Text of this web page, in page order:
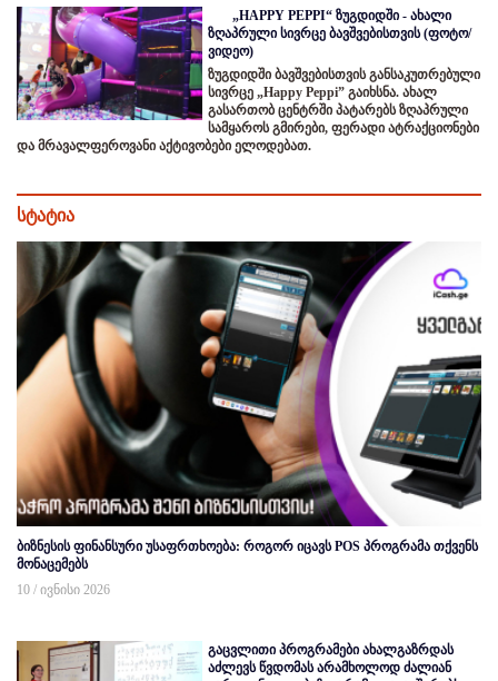
„HAPPY PEPPI“ ზუგდიდში - ახალი
ზღაპრული სივრცე ბავშვებისთვის (ფოტო/
ვიდეო)
ზუგდიდში ბავშვებისთვის განსაკუთრებული
სივრცე „Happy Peppi” გაიხსნა. ახალ
გასართობ ცენტრში პატარებს ზღაპრული
სამყაროს გმირები, ფერადი ატრაქციონები
და მრავალფეროვანი აქტივობები ელოდებათ.
სტატია
ბიზნესის ფინანსური უსაფრთხოება: როგორ იცავს POS პროგრამა თქვენს
მონაცემებს
10 / ივნისი 2026
გაცვლითი პროგრამები ახალგაზრდას
აძლევს წვდომას არამხოლოდ ძალიან